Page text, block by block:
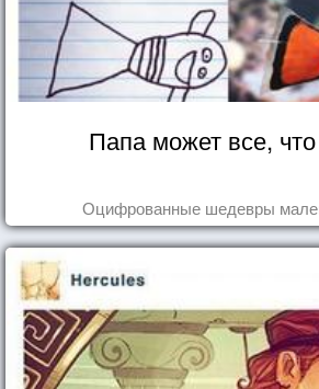
Папа может все, что
Оцифрованные шедевры